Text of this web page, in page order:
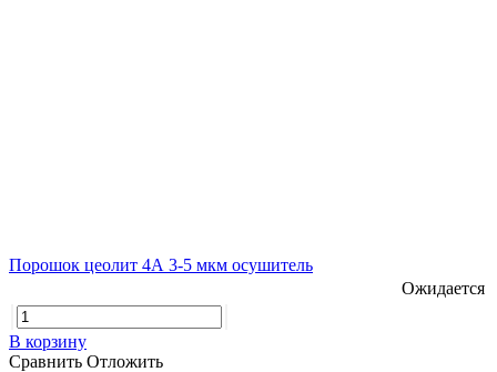
Порошок цеолит 4А 3-5 мкм осушитель
Ожидается
В корзину
Сравнить Отложить